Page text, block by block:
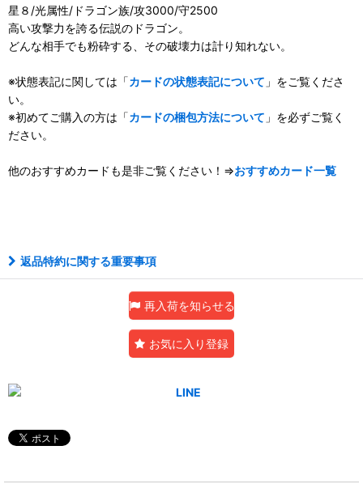
星８/光属性/ドラゴン族/攻3000/守2500
高い攻撃力を誇る伝説のドラゴン。
どんな相手でも粉砕する、その破壊力は計り知れない。
※状態表記に関しては「カードの状態表記について 」をご覧くださ
い。
※初めてご購入の方は「カードの梱包方法について 」を必ずご覧く
ださい。
他のおすすめカードも是非ご覧ください！⇒おすすめカード一覧
返品特約に関する重要事項
再入荷を知らせる
お気に入り登録